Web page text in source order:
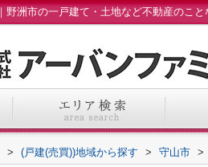
> (戸建(売買))地域から探す > 守山市 >